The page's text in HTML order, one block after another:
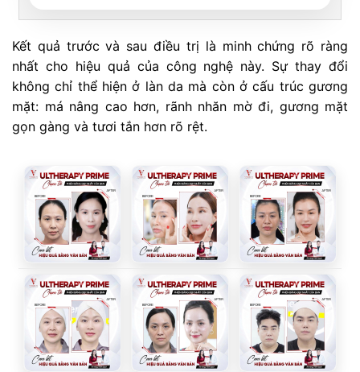
Kết quả trước và sau điều trị là minh chứng rõ ràng
nhất cho hiệu quả của công nghệ này. Sự thay đổi
không chỉ thể hiện ở làn da mà còn ở cấu trúc gương
mặt: má nâng cao hơn, rãnh nhăn mờ đi, gương mặt
gọn gàng và tươi tắn hơn rõ rệt.